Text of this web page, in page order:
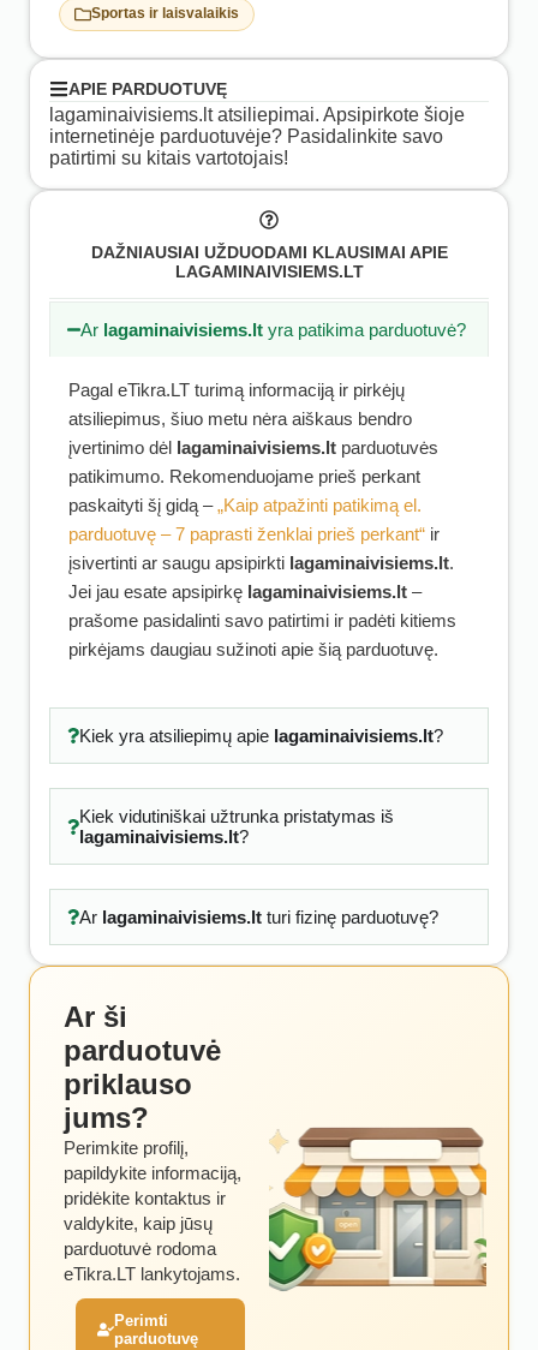
Sportas ir laisvalaikis
APIE PARDUOTUVĘ
lagaminaivisiems.lt atsiliepimai. Apsipirkote šioje
internetinėje parduotuvėje? Pasidalinkite savo
patirtimi su kitais vartotojais!
DAŽNIAUSIAI UŽDUODAMI KLAUSIMAI APIE
LAGAMINAIVISIEMS.LT
Ar lagaminaivisiems.lt yra patikima parduotuvė?
Pagal eTikra.LT turimą informaciją ir pirkėjų
atsiliepimus, šiuo metu nėra aiškaus bendro
įvertinimo dėl lagaminaivisiems.lt parduotuvės
patikimumo. Rekomenduojame prieš perkant
paskaityti šį gidą –„Kaip atpažinti patikimą el.
parduotuvę – 7 paprasti ženklai prieš perkant“ ir
įsivertinti ar saugu apsipirkti lagaminaivisiems.lt.
Jei jau esate apsipirkę lagaminaivisiems.lt –
prašome pasidalinti savo patirtimi ir padėti kitiems
pirkėjams daugiau sužinoti apie šią parduotuvę.
Kiek yra atsiliepimų apie lagaminaivisiems.lt?
Kiek vidutiniškai užtrunka pristatymas iš
lagaminaivisiems.lt?
Ar lagaminaivisiems.ltturi fizinę parduotuvę?
Ar ši
parduotuvė
priklauso
jums?
Perimkite profilį,
papildykite informaciją,
pridėkite kontaktus ir
valdykite, kaip jūsų
parduotuvė rodoma
eTikra.LT lankytojams.
Perimti
parduotuvę